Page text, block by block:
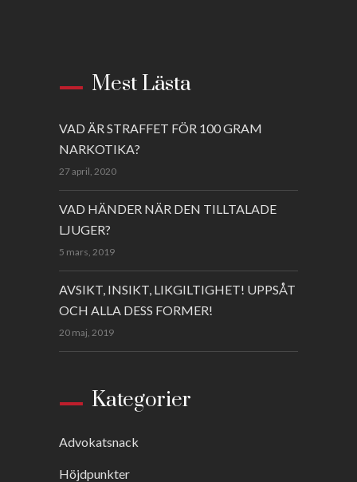
Mest Lästa
VAD ÄR STRAFFET FÖR 100 GRAM
NARKOTIKA?
27 april, 2020
VAD HÄNDER NÄR DEN TILLTALADE
LJUGER?
5 mars, 2019
AVSIKT, INSIKT, LIKGILTIGHET! UPPSÅT
OCH ALLA DESS FORMER!
20 maj, 2019
Kategorier
Advokatsnack
Höjdpunkter